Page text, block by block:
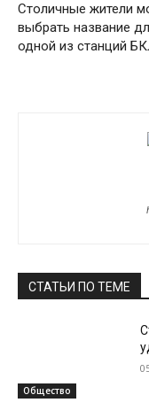
Столичные жители
выбрать название
одной из станций
СТАТЬИ ПО ТЕМЕ
Общество